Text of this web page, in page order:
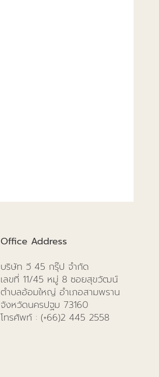
Office Address
บริษัท วี 45 กรุ๊ป จำกัด
เลขที่ 11/45 หมู่ 8 ซอยสุขวัฒน์
ตำบลอ้อมใหญ่ อำเภอสามพราน
จังหวัดนครปฐม 73160
โทรศัพท์ : (+66)2 445 2558